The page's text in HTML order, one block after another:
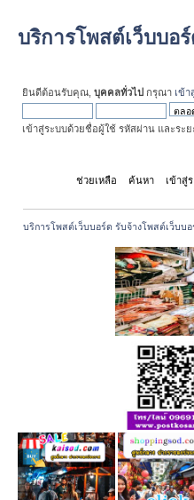
บริการโพสต์เว็บบอ
ยินดีต้อนรับคุณ, บุคคลทั่วไป กรุณา เข้า
เข้าสู่ระบบด้วยชื่อผู้ใช้ รหัสผ่าน และระย
ช่วยเหลือ ค้นหา เข้าสู่
บริการโพสต์เว็บบอร์ด รับจ้างโพสต์เว็บบ